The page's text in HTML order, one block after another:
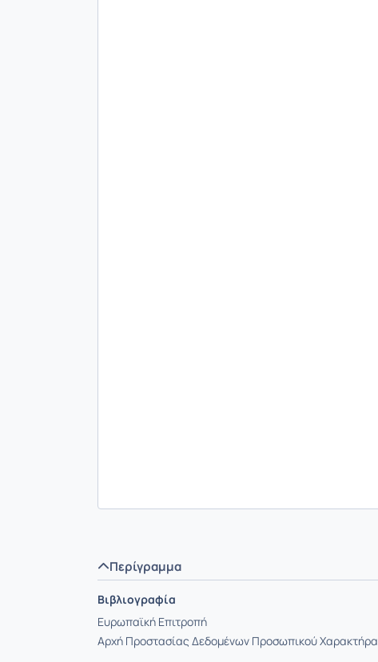
Περίγραμμα
Βιβλιογραφία
Ευρωπαϊκή Επιτροπή
Αρχή Προστασίας Δεδομένων Προσωπικού Χαρακτήρα